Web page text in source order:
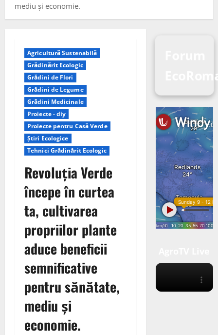
mediu și economie.
Agricultură Sustenabilă
Grădinărit Ecologic
Grădini de Flori
Grădini de Legume
Grădini Medicinale
Proiecte - diy
Proiecte pentru Casă Verde
Știri Ecologice
Tehnici Grădinărit Ecologic
Revoluția Verde
începe în curtea
ta, cultivarea
propriilor plante
aduce beneficii
semnificative
pentru sănătate,
mediu și
economie.